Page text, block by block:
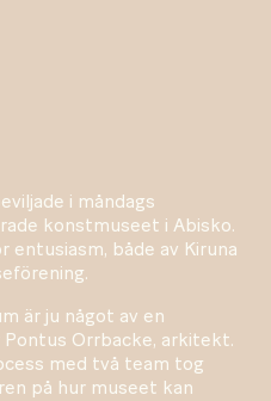
i måndags
konstmuseet i Abisko.
både av Kiruna
är ju något av en
Orrbacke, arkitekt.
med två team tog
på hur museet kan